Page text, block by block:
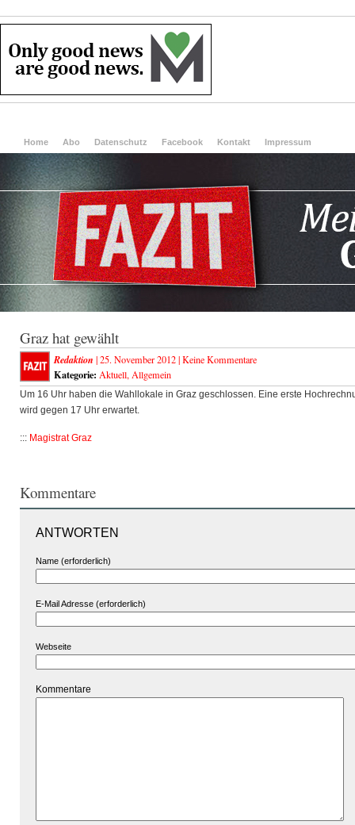
Home Abo Datenschutz Facebook Kontakt Impressum
Graz hat gewählt
Redaktion | 25. November 2012 |Keine Kommentare
Kategorie: Aktuell, Allgemein
Um 16 Uhr haben die Wahllokale in Graz geschlossen. Eine erste
wird gegen 17 Uhr erwartet.
::: Magistrat Graz
Kommentare
ANTWORTEN
Name (erforderlich)
E-Mail Adresse (erforderlich)
Webseite
Kommentare